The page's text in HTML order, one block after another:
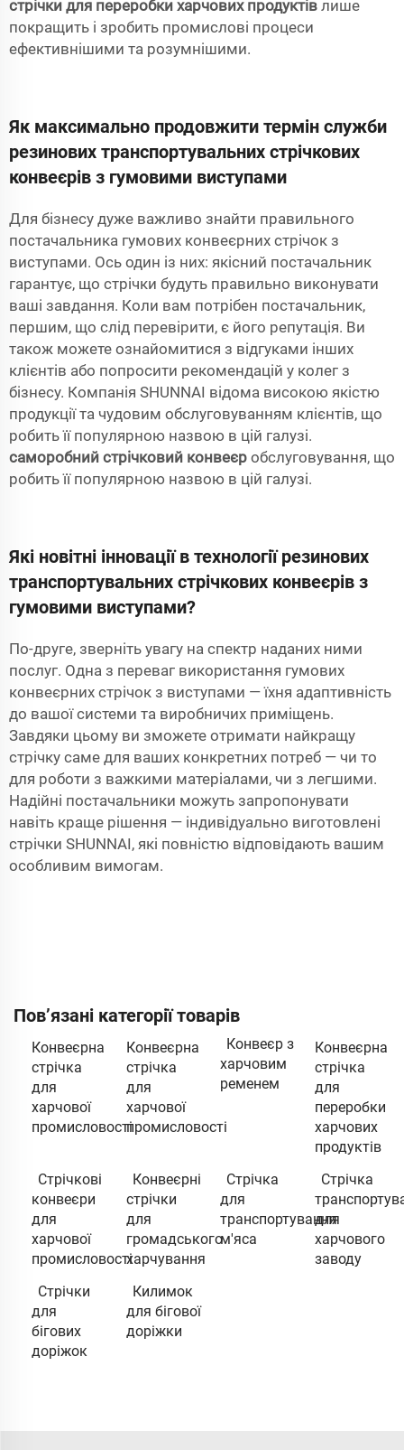
стрічки для переробки харчових продуктів лише
покращить і зробить промислові процеси
ефективнішими та розумнішими.
Як максимально продовжити термін служби
резинових транспортувальних стрічкових
конвеєрів з гумовими виступами
Для бізнесу дуже важливо знайти правильного
постачальника гумових конвеєрних стрічок з
виступами. Ось один із них: якісний постачальник
гарантує, що стрічки будуть правильно виконувати
ваші завдання. Коли вам потрібен постачальник,
першим, що слід перевірити, є його репутація. Ви
також можете ознайомитися з відгуками інших
клієнтів або попросити рекомендацій у колег з
бізнесу. Компанія SHUNNAI відома високою якістю
продукції та чудовим обслуговуванням клієнтів, що
робить її популярною назвою в цій галузі.
саморобний стрічковий конвеєр обслуговування, що
робить її популярною назвою в цій галузі.
Які новітні інновації в технології резинових
транспортувальних стрічкових конвеєрів з
гумовими виступами?
По-друге, зверніть увагу на спектр наданих ними
послуг. Одна з переваг використання гумових
конвеєрних стрічок з виступами — їхня адаптивність
до вашої системи та виробничих приміщень.
Завдяки цьому ви зможете отримати найкращу
стрічку саме для ваших конкретних потреб — чи то
для роботи з важкими матеріалами, чи з легшими.
Надійні постачальники можуть запропонувати
навіть краще рішення — індивідуально виготовлені
стрічки SHUNNAI, які повністю відповідають вашим
особливим вимогам.
Пов’язані категорії товарів
Конвеєрна
стрічка
для
харчової
промисловості
Конвеєрна
стрічка
для
харчової
промисловості
Конвеєр з
харчовим
ременем
Конвеєрна
стрічка
для
переробки
харчових
продуктів
Стрічкові
конвеєри
для
харчової
промисловості
Конвеєрні
стрічки
для
громадського
харчування
Стрічка
для
транспортування
м'яса
Стрічка
для
харчового
заводу
Стрічки
для
бігових
доріжок
Килимок
для бігової
доріжки